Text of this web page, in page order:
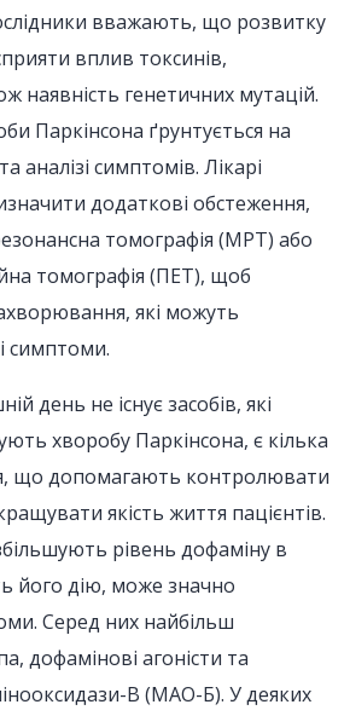
вважають, що розвитку
вплив токсинів,
наявність генетичних мутацій.
Паркінсона ґрунтується на
аналізі симптомів. Лікарі
додаткові обстеження,
томографія (МРТ) або
томографія (ПЕТ), щоб
які можуть
симптоми.
день не існує засобів, які
хворобу Паркінсона, є кілька
що допомагають контролювати
якість життя пацієнтів.
рівень дофаміну в
його дію, може значно
Серед них найбільш
дофамінові агоністи та
В (МАО-Б). У деяких